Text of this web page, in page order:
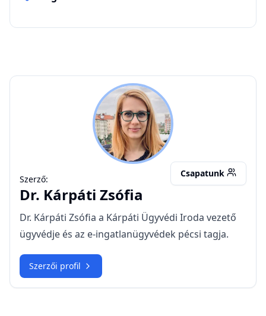
KZ
Szerző:
Csapatunk
Dr. Kárpáti Zsófia
Dr. Kárpáti Zsófia a Kárpáti Ügyvédi Iroda vezető
ügyvédje és az e-ingatlanügyvédek pécsi tagja.
Szerzői profil